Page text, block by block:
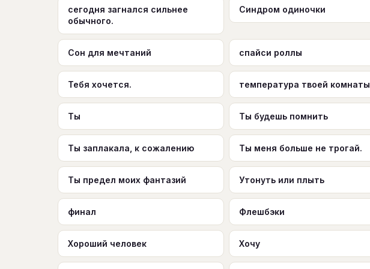
сегодня загнался сильнее
обычного.
Синдром одиночки
Сон для мечтаний спайси роллы
Тебя хочется. температура твоей комнаты
Ты Ты будешь помнить
Ты заплакала, к сожалению Ты меня больше не трогай.
Ты предел моих фантазий Утонуть или плыть
финал Флешбэки
Хороший человек Хочу